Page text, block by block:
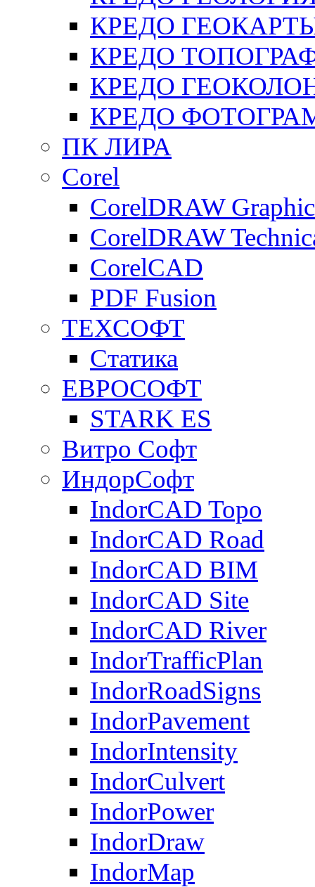
КРЕДО
КРЕДО
КРЕДО
КРЕДО
ПК ЛИРА
Corel
CorelDRAW
CorelDRAW
CorelCAD
PDF Fusion
ТЕХСОФТ
Статика
ЕВРОСОФТ
STARK ES
Витро Софт
ИндорСофт
IndorCAD Topo
IndorCAD Road
IndorCAD BIM
IndorCAD Site
IndorCAD River
IndorTrafficPlan
IndorRoadSigns
IndorPavement
IndorIntensity
IndorCulvert
IndorPower
IndorDraw
IndorMap